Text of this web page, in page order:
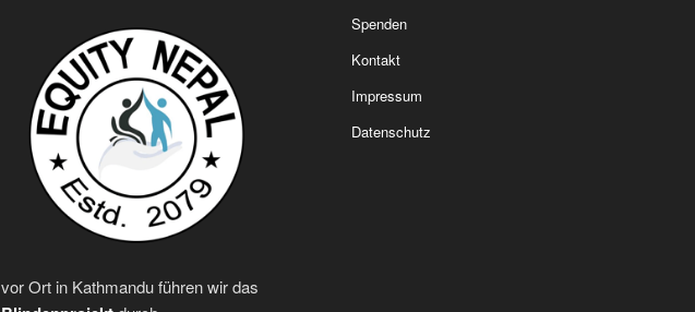
vor Ort in Kathmandu führen wir das
Spenden
Kontakt
Impressum
Datenschutz